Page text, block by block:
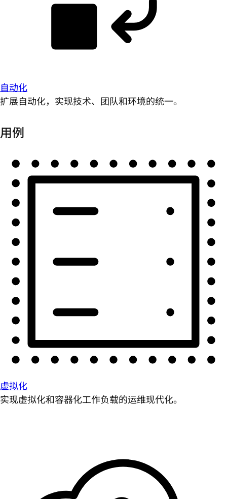
自动化
扩展自动化，实现技术、团队和环境的统一。
用例
虚拟化
实现虚拟化和容器化工作负载的运维现代化。